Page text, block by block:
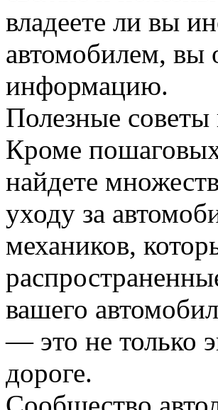
владеете ли вы
автомобилем, вы
информацию.
Полезные
Кроме
найдете
уходу за
механиков,
вашего
— это не только
дороге.